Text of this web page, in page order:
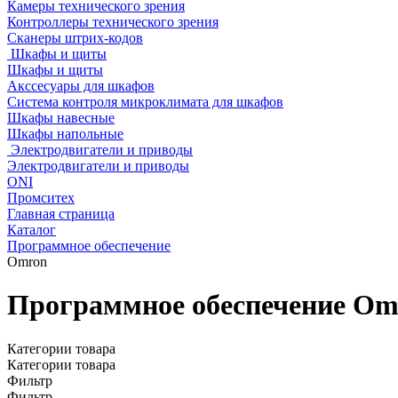
Камеры технического зрения
Контроллеры технического зрения
Сканеры штрих-кодов
Шкафы и щиты
Шкафы и щиты
Акссесуары для шкафов
Система контроля микроклимата для шкафов
Шкафы навесные
Шкафы напольные
Электродвигатели и приводы
Электродвигатели и приводы
ONI
Промситех
Главная страница
Каталог
Программное обеспечение
Omron
Программное обеспечение
Категории товара
Категории товара
Фильтр